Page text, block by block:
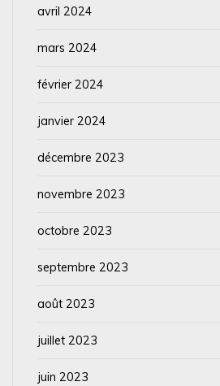
avril 2024
mars 2024
février 2024
janvier 2024
décembre 2023
novembre 2023
octobre 2023
septembre 2023
août 2023
juillet 2023
juin 2023